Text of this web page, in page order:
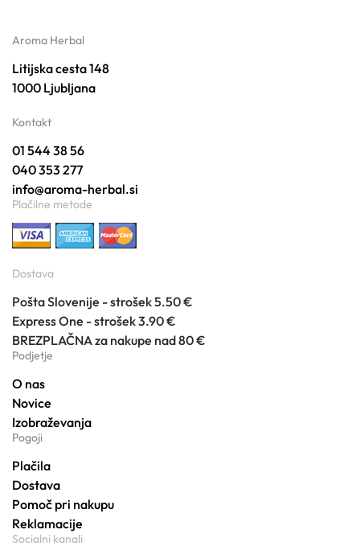
Aroma Herbal
Litijska cesta 148
1000 Ljubljana
Kontakt
01 544 38 56
040 353 277
info@aroma-herbal.si
Plačilne metode
Dostava
Pošta Slovenije - strošek 5.50 €
Express One - strošek 3.90 €
BREZPLAČNA za nakupe nad 80 €
Podjetje
O nas
Novice
Izobraževanja
Pogoji
Plačila
Dostava
Pomoč pri nakupu
Reklamacije
Socialni kanali